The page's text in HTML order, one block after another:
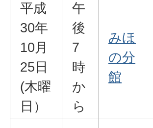
平成
30年
10月
25日
(木曜
日）
午
後
7
時
か
ら
みほ
の分
館